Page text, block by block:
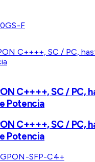
F
C++++, SC / PC,
Potencia
C++++, SC / PC,
Potencia
GPON-SFP-C4+